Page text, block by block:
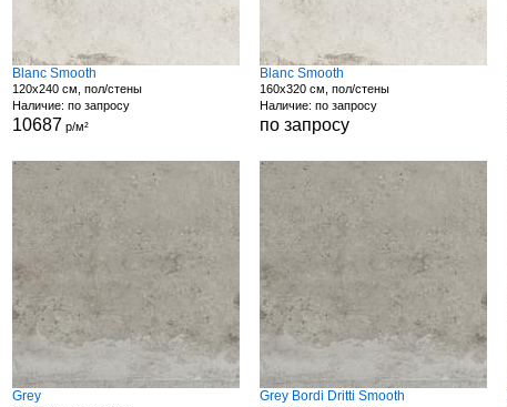
Blanc Smooth
120x240 см, пол/стены
Наличие: по запросу
10687 р/м²
Blanc Smooth
160x320 см, пол/стены
Наличие: по запросу
по запросу
Grey Grey Bordi Dritti Smooth